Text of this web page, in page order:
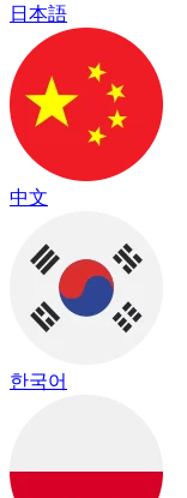
日本語
中文
한국어